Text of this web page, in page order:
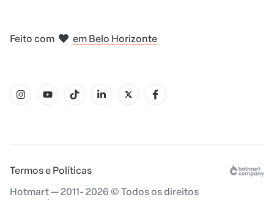
Feito com
em Madri
Termos e Políticas
Hotmart — 2011- 2026 © Todos os direitos